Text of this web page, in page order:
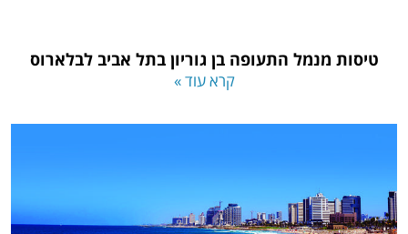
טיסות מנמל התעופה בן גוריון בתל אביב לבלארוס
קרא עוד »